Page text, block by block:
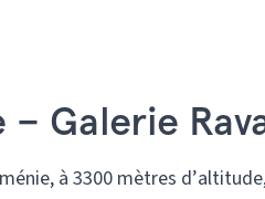
Galerie
à 3300 mètres